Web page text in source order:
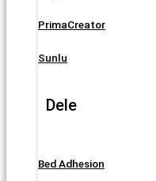
PrimaCreator
Sunlu
Dele
Bed Adhesion